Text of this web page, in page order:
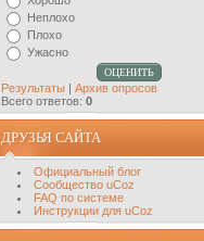
Неплохо
Плохо
Ужасно
Результаты | Архив опросов
Всего ответов: 0
ДРУЗЬЯ САЙТА
Официальный блог
Сообщество uCoz
FAQ по системе
Инструкции для uCoz